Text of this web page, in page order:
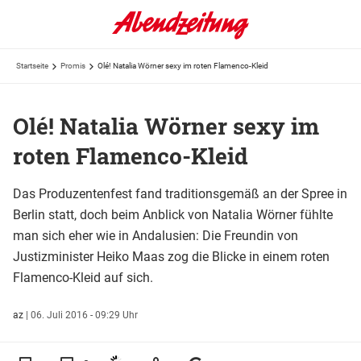
Startseite Promis Olé! Natalia Wörner sexy im roten Flamenco-Kleid
Olé! Natalia Wörner sexy im
roten Flamenco-Kleid
Das Produzentenfest fand traditionsgemäß an der Spree in
Berlin statt, doch beim Anblick von Natalia Wörner fühlte
man sich eher wie in Andalusien: Die Freundin von
Justizminister Heiko Maas zog die Blicke in einem roten
Flamenco-Kleid auf sich.
az | 06. Juli 2016 - 09:29 Uhr